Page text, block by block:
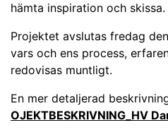
hämta inspiration och skissa.
Projektet avslutas fredag
vars och ens process,
redovisas muntligt.
En mer detaljerad
OJEKTBESKRIVNING_HV